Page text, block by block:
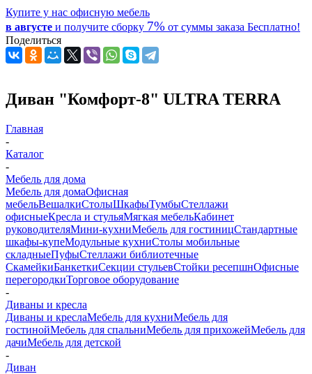
Купите у нас офисную мебель
в августе и получите сборку 7% от суммы заказа Бесплатно!
Поделиться
Диван "Комфорт-8" ULTRA TERRA
Главная
-
Каталог
-
Мебель для дома
Мебель для домаОфисная
мебельВешалкиСтолыШкафыТумбыСтеллажи
офисныеКресла и стульяМягкая мебельКабинет
руководителяМини-кухниМебель для гостиницСтандартные
шкафы-купеМодульные кухниСтолы мобильные
складныеПуфыСтеллажи библиотечные
СкамейкиБанкеткиСекции стульевСтойки ресепшнОфисные
перегородкиТорговое оборудование
-
Диваны и кресла
Диваны и креслаМебель для кухниМебель для
гостинойМебель для спальниМебель для прихожейМебель для
дачиМебель для детской
-
Диван